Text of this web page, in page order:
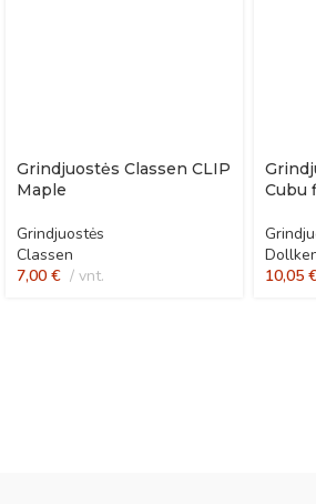
Grindjuostės Classen CLIP
Maple
Grindjuostės
Classen
7,00 € vnt.
Cubu
10,05